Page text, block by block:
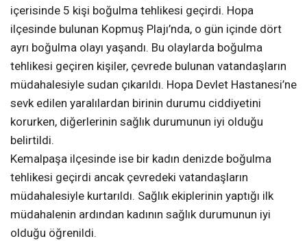
içerisinde 5 kişi boğulma tehlikesi geçirdi. Hopa
ilçesinde bulunan Kopmuş Plajı’nda, o gün içinde dört
ayrı boğulma olayı yaşandı. Bu olaylarda boğulma
tehlikesi geçiren kişiler, çevrede bulunan vatandaşların
müdahalesiyle sudan çıkarıldı. Hopa Devlet Hastanesi’ne
sevk edilen yaralılardan birinin durumu ciddiyetini
korurken, diğerlerinin sağlık durumunun iyi olduğu
belirtildi.
Kemalpaşa ilçesinde ise bir kadın denizde boğulma
tehlikesi geçirdi ancak çevredeki vatandaşların
müdahalesiyle kurtarıldı. Sağlık ekiplerinin yaptığı ilk
müdahalenin ardından kadının sağlık durumunun iyi
olduğu öğrenildi.